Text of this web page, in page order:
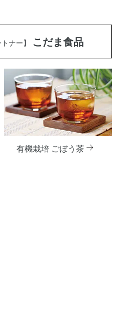
ナー】 こだま食品
有機栽培 ごぼう茶